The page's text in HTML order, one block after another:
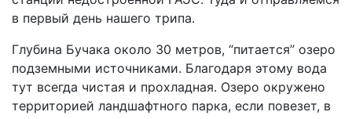
в первый день нашего трипа.
Глубина Бучака около 30 метров, “питается” озеро
подземными источниками. Благодаря этому вода
тут всегда чистая и прохладная. Озеро окружено
территорией ландшафтного парка, если повезет, в